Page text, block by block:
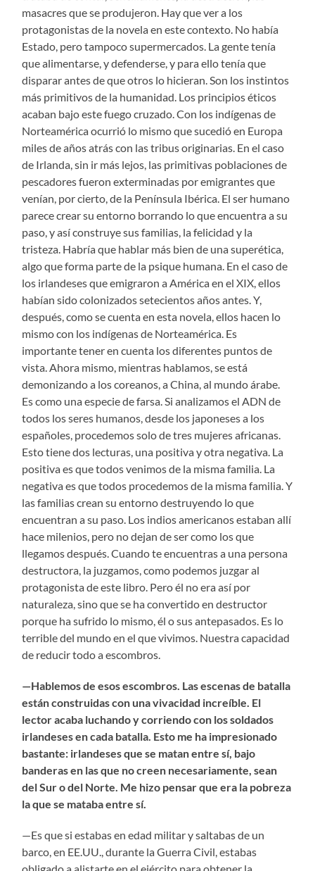
masacres que se produjeron. Hay que ver a los
protagonistas de la novela en este contexto. No había
Estado, pero tampoco supermercados. La gente tenía
que alimentarse, y defenderse, y para ello tenía que
disparar antes de que otros lo hicieran. Son los instintos
más primitivos de la humanidad. Los principios éticos
acaban bajo este fuego cruzado. Con los indígenas de
Norteamérica ocurrió lo mismo que sucedió en Europa
miles de años atrás con las tribus originarias. En el caso
de Irlanda, sin ir más lejos, las primitivas poblaciones de
pescadores fueron exterminadas por emigrantes que
venían, por cierto, de la Península Ibérica. El ser humano
parece crear su entorno borrando lo que encuentra a su
paso, y así construye sus familias, la felicidad y la
tristeza. Habría que hablar más bien de una superética,
algo que forma parte de la psique humana. En el caso de
los irlandeses que emigraron a América en el XIX, ellos
habían sido colonizados setecientos años antes. Y,
después, como se cuenta en esta novela, ellos hacen lo
mismo con los indígenas de Norteamérica. Es
importante tener en cuenta los diferentes puntos de
vista. Ahora mismo, mientras hablamos, se está
demonizando a los coreanos, a China, al mundo árabe.
Es como una especie de farsa. Si analizamos el ADN de
todos los seres humanos, desde los japoneses a los
españoles, procedemos solo de tres mujeres africanas.
Esto tiene dos lecturas, una positiva y otra negativa. La
positiva es que todos venimos de la misma familia. La
negativa es que todos procedemos de la misma familia. Y
las familias crean su entorno destruyendo lo que
encuentran a su paso. Los indios americanos estaban allí
hace milenios, pero no dejan de ser como los que
llegamos después. Cuando te encuentras a una persona
destructora, la juzgamos, como podemos juzgar al
protagonista de este libro. Pero él no era así por
naturaleza, sino que se ha convertido en destructor
porque ha sufrido lo mismo, él o sus antepasados. Es lo
terrible del mundo en el que vivimos. Nuestra capacidad
de reducir todo a escombros.
—Hablemos de esos escombros. Las escenas de batalla
están construidas con una vivacidad increíble. El
lector acaba luchando y corriendo con los soldados
irlandeses en cada batalla. Esto me ha impresionado
bastante: irlandeses que se matan entre sí, bajo
banderas en las que no creen necesariamente, sean
del Sur o del Norte. Me hizo pensar que era la pobreza
la que se mataba entre sí.
—Es que si estabas en edad militar y saltabas de un
barco, en EE.UU., durante la Guerra Civil, estabas